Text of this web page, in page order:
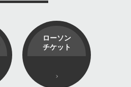
ローソン
チケット